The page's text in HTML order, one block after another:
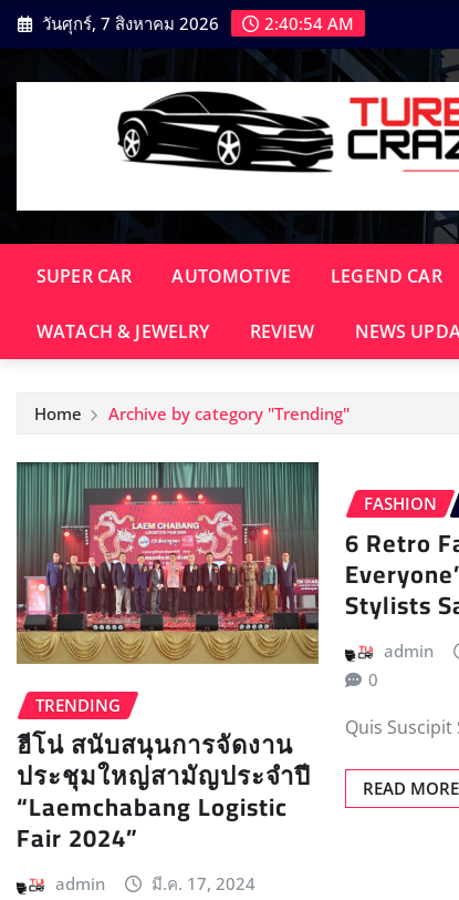
Skip
to
วันศุกร์, 7 สิงหาคม 2026 2:40:55 AM
SUPER CAR AUTOMOTIVE LEGEND CAR
WATACH & JEWELRY REVIEW NEWS
Home Archive by category "Trending"
TRENDING
ฮีโน่ สนับสนุนการจัดงาน
ประชุมใหญ่สามัญประจำปี
“Laemchabang Logistic
Fair 2024”
admin
มี.ค. 17, 2024
FASHION
6 Retro
Stylists
admin
0
Quis Suscipit
READ MORE